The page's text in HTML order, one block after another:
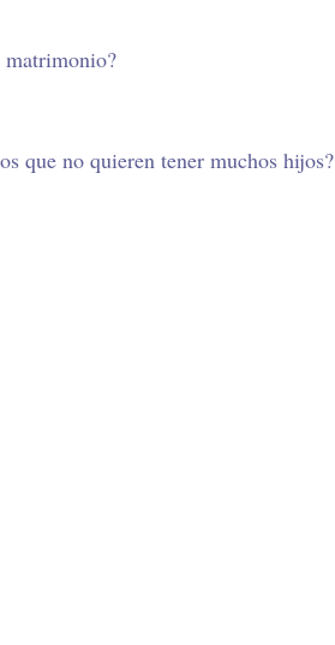
matrimonio?
que no quieren tener muchos hijos?